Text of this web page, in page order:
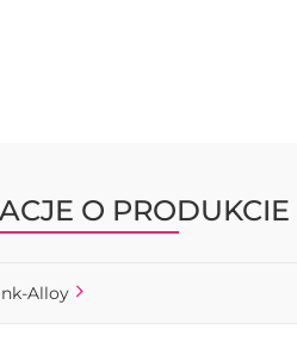
O PRODUKCIE
Alloy